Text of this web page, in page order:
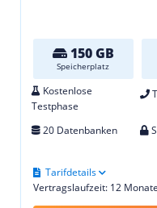
150 GB
Speicherplatz
Kostenlose
Testphase
20 Datenbanken
Vertragslaufzeit: 12 Monate
Tarifdetails